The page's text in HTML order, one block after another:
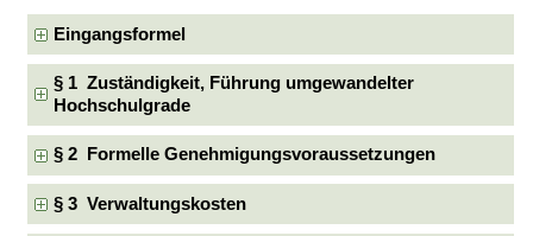
Eingangsformel
§ 1 Zuständigkeit, Führung umgewandelter
Hochschulgrade
§ 2 Formelle Genehmigungsvoraussetzungen
§ 3 Verwaltungskosten